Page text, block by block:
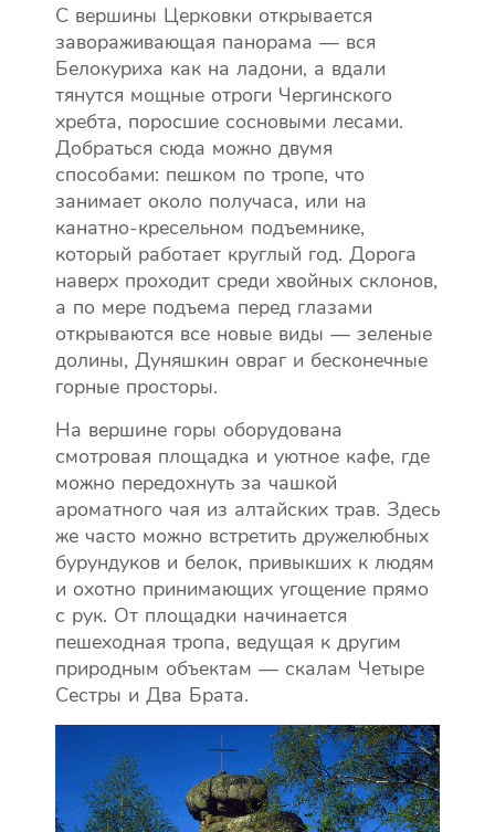
С вершины Церковки открывается
завораживающая панорама — вся
Белокуриха как на ладони, а вдали
тянутся мощные отроги Чергинского
хребта, поросшие сосновыми лесами.
Добраться сюда можно двумя
способами: пешком по тропе, что
занимает около получаса, или на
канатно-кресельном подъемнике,
который работает круглый год. Дорога
наверх проходит среди хвойных склонов,
а по мере подъема перед глазами
открываются все новые виды — зеленые
долины, Дуняшкин овраг и бесконечные
горные просторы.
На вершине горы оборудована
смотровая площадка и уютное кафе, где
можно передохнуть за чашкой
ароматного чая из алтайских трав. Здесь
же часто можно встретить дружелюбных
бурундуков и белок, привыкших к людям
и охотно принимающих угощение прямо
с рук. От площадки начинается
пешеходная тропа, ведущая к другим
природным объектам — скалам Четыре
Сестры и Два Брата.